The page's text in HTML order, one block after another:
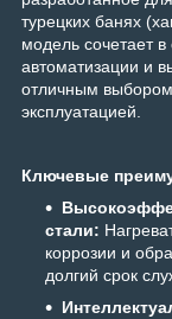
турецких банях
модель сочетает
автоматизации и
отличным выбором
эксплуатацией.
Ключевые
стали:
коррозии и
долгий срок